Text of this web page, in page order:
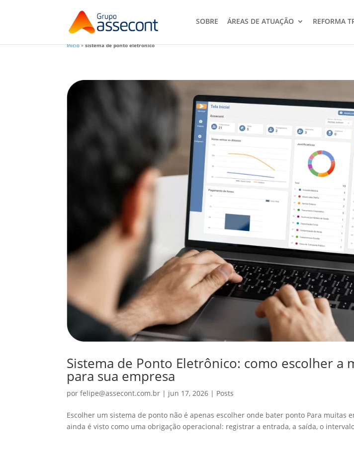
SOBRE ÁREAS DE ATUAÇÃO REFORMA
Início»sistema de ponto eletrônico
Sistema de Ponto Eletrônico: como escolher a
para sua empresa
porfelipe@assecont.com.br | jun 17, 2026 | Posts
Escolher um sistema de ponto não é apenas escolher onde bater ponto Para muitas
ainda é visto como uma obrigação operacional: registrar a entrada, a saída, o